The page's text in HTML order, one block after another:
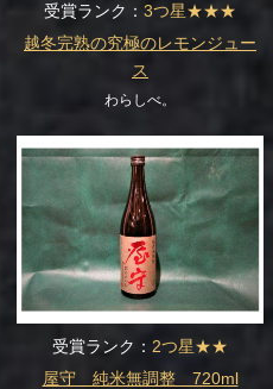
受賞ランク： 3つ星★★★
越冬完熟の究極のレモンジュー
ス
わらしべ。
受賞ランク： 2つ星★★
屋守 純米無調整 720ml